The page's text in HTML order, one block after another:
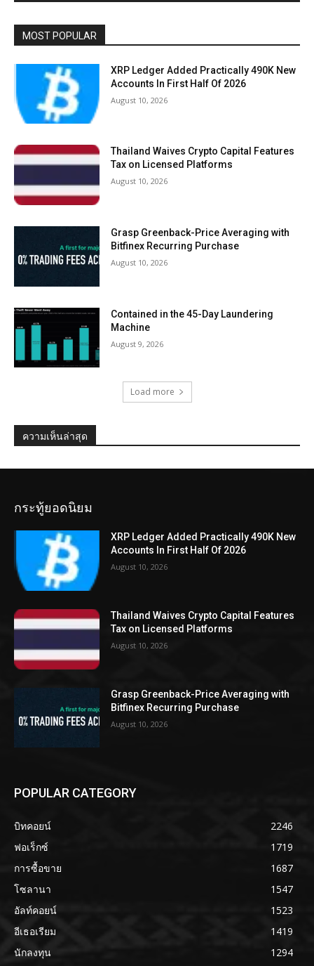
MOST POPULAR
XRP Ledger Added Practically 490K New
Accounts In First Half Of 2026
August 10, 2026
Thailand Waives Crypto Capital Features
Tax on Licensed Platforms
August 10, 2026
Grasp Greenback-Price Averaging with
Bitfinex Recurring Purchase
August 10, 2026
Contained in the 45-Day Laundering
Machine
August 9, 2026
Load more
ความเห็นล่าสุด
กระทู้ยอดนิยม
XRP Ledger Added Practically 490K New
Accounts In First Half Of 2026
August 10, 2026
Thailand Waives Crypto Capital Features
Tax on Licensed Platforms
August 10, 2026
Grasp Greenback-Price Averaging with
Bitfinex Recurring Purchase
August 10, 2026
POPULAR CATEGORY
บิทคอยน์
2246
ฟอเร็กซ์
1719
การซื้อขาย
1687
โซลานา
1547
อัลท์คอยน์
1523
อีเธอเรียม
1419
นักลงทุน
1294